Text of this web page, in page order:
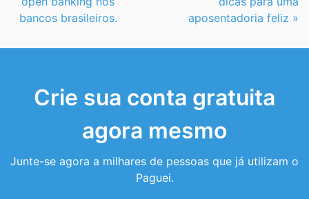
bancos brasileiros.
aposentadoria feliz »
Crie sua conta gratuita
agora mesmo
Junte-se agora a milhares de pessoas que já utilizam o
Paguei.